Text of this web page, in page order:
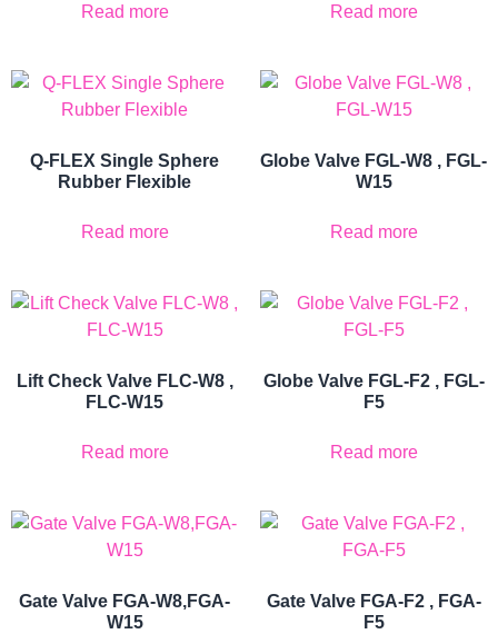
Read more Read more
Q-FLEX Single Sphere
Rubber Flexible
Read more
Globe Valve FGL-W8 , FGL-
W15
Read more
Lift Check Valve FLC-W8 ,
FLC-W15
Read more
Globe Valve FGL-F2 , FGL-
F5
Read more
Gate Valve FGA-W8,FGA-
W15
Gate Valve FGA-F2 , FGA-
F5